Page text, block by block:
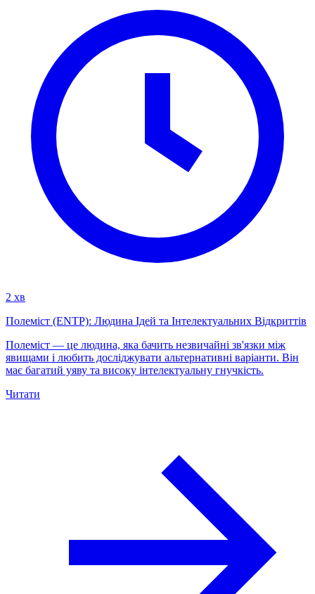
2 хв
Полеміст (ENTP): Людина Ідей та Інтелектуальних Відкриттів
Полеміст — це людина, яка бачить незвичайні зв'язки між
явищами і любить досліджувати альтернативні варіанти. Він
має багатий уяву та високу інтелектуальну гнучкість.
Читати